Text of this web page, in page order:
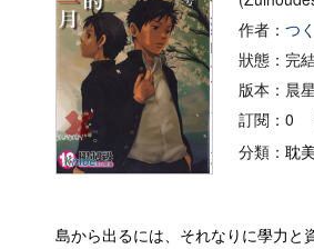
作者： つ
狀態：
版本：
訂閱：0
分類： 耽美
島から出るには、それなりに學力と